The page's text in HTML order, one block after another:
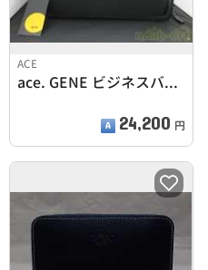
ACE
ace. GENE ビジネスバッグ
24,200 円